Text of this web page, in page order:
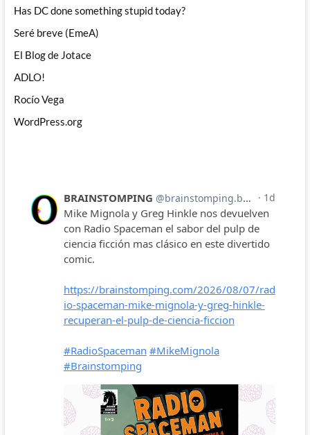
Has DC done something stupid today?
Seré breve (EmeA)
El Blog de Jotace
ADLO!
Rocío Vega
WordPress.org